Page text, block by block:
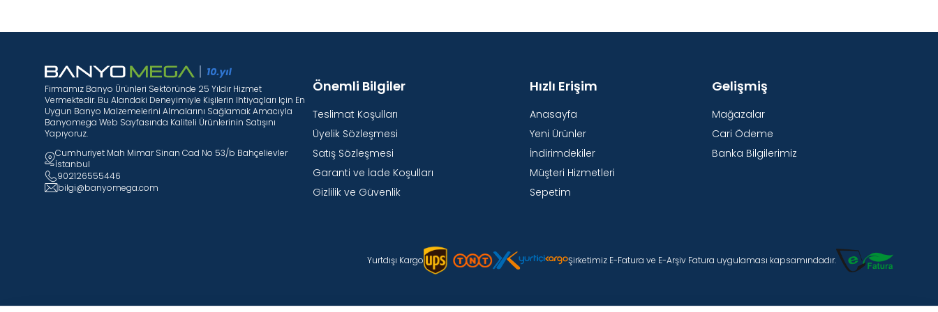
Firmamız Banyo Ürünleri Sektöründe 25 Yıldır Hizmet
Vermektedir. Bu Alandaki Deneyimiyle Kişilerin Ihtiyaçları Için En
Uygun Banyo Malzemelerini Almalarını Sağlamak Amacıyla
Banyomega Web Sayfasında Kaliteli Ürünlerinin Satışını
Yapıyoruz.
Cumhuriyet Mah Mimar Sinan Cad No 53/b Bahçelievler
İstanbul
902126555446
bilgi@banyomega.com
Önemli Bilgiler
Teslimat Koşulları
Üyelik Sözleşmesi
Satış Sözleşmesi
Garanti ve İade Koşulları
Gizlilik ve Güvenlik
Hızlı Erişim
Anasayfa
Yeni Ürünler
İndirimdekiler
Müşteri Hizmetleri
Sepetim
Gelişmiş
Mağazalar
Cari Ödeme
Banka Bilgilerimiz
Yurtdışı Kargo Şirketimiz E-Fatura ve E-Arşiv Fatura uygulaması kapsamındadır.